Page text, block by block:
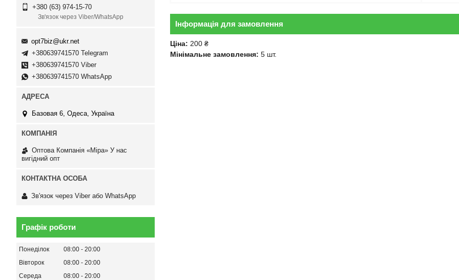
Інформація для замовлення
Ціна: 200 ₴
Мінімальне замовлення: 5 шт.
+380 (63) 974-15-70
Зв'язок через Viber/WhatsApp
opt7biz@ukr.net
+380639741570 Telegram
+380639741570 Viber
+380639741570 WhatsApp
Базовая 6, Одеса, Україна
Оптова Компанія «Міра» У нас
вигідний опт
Зв'язок через Viber або WhatsApp
Графік роботи
Понеділок 08:00
20:00
Вівторок
08:00
20:00
Середа
08:00
20:00